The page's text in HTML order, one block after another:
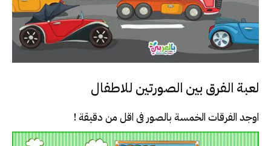
لعبة الفرق بين الصورتين للاطفال
اوجد الفرقات الخمسة بالصور فى اقل من دقيقة !